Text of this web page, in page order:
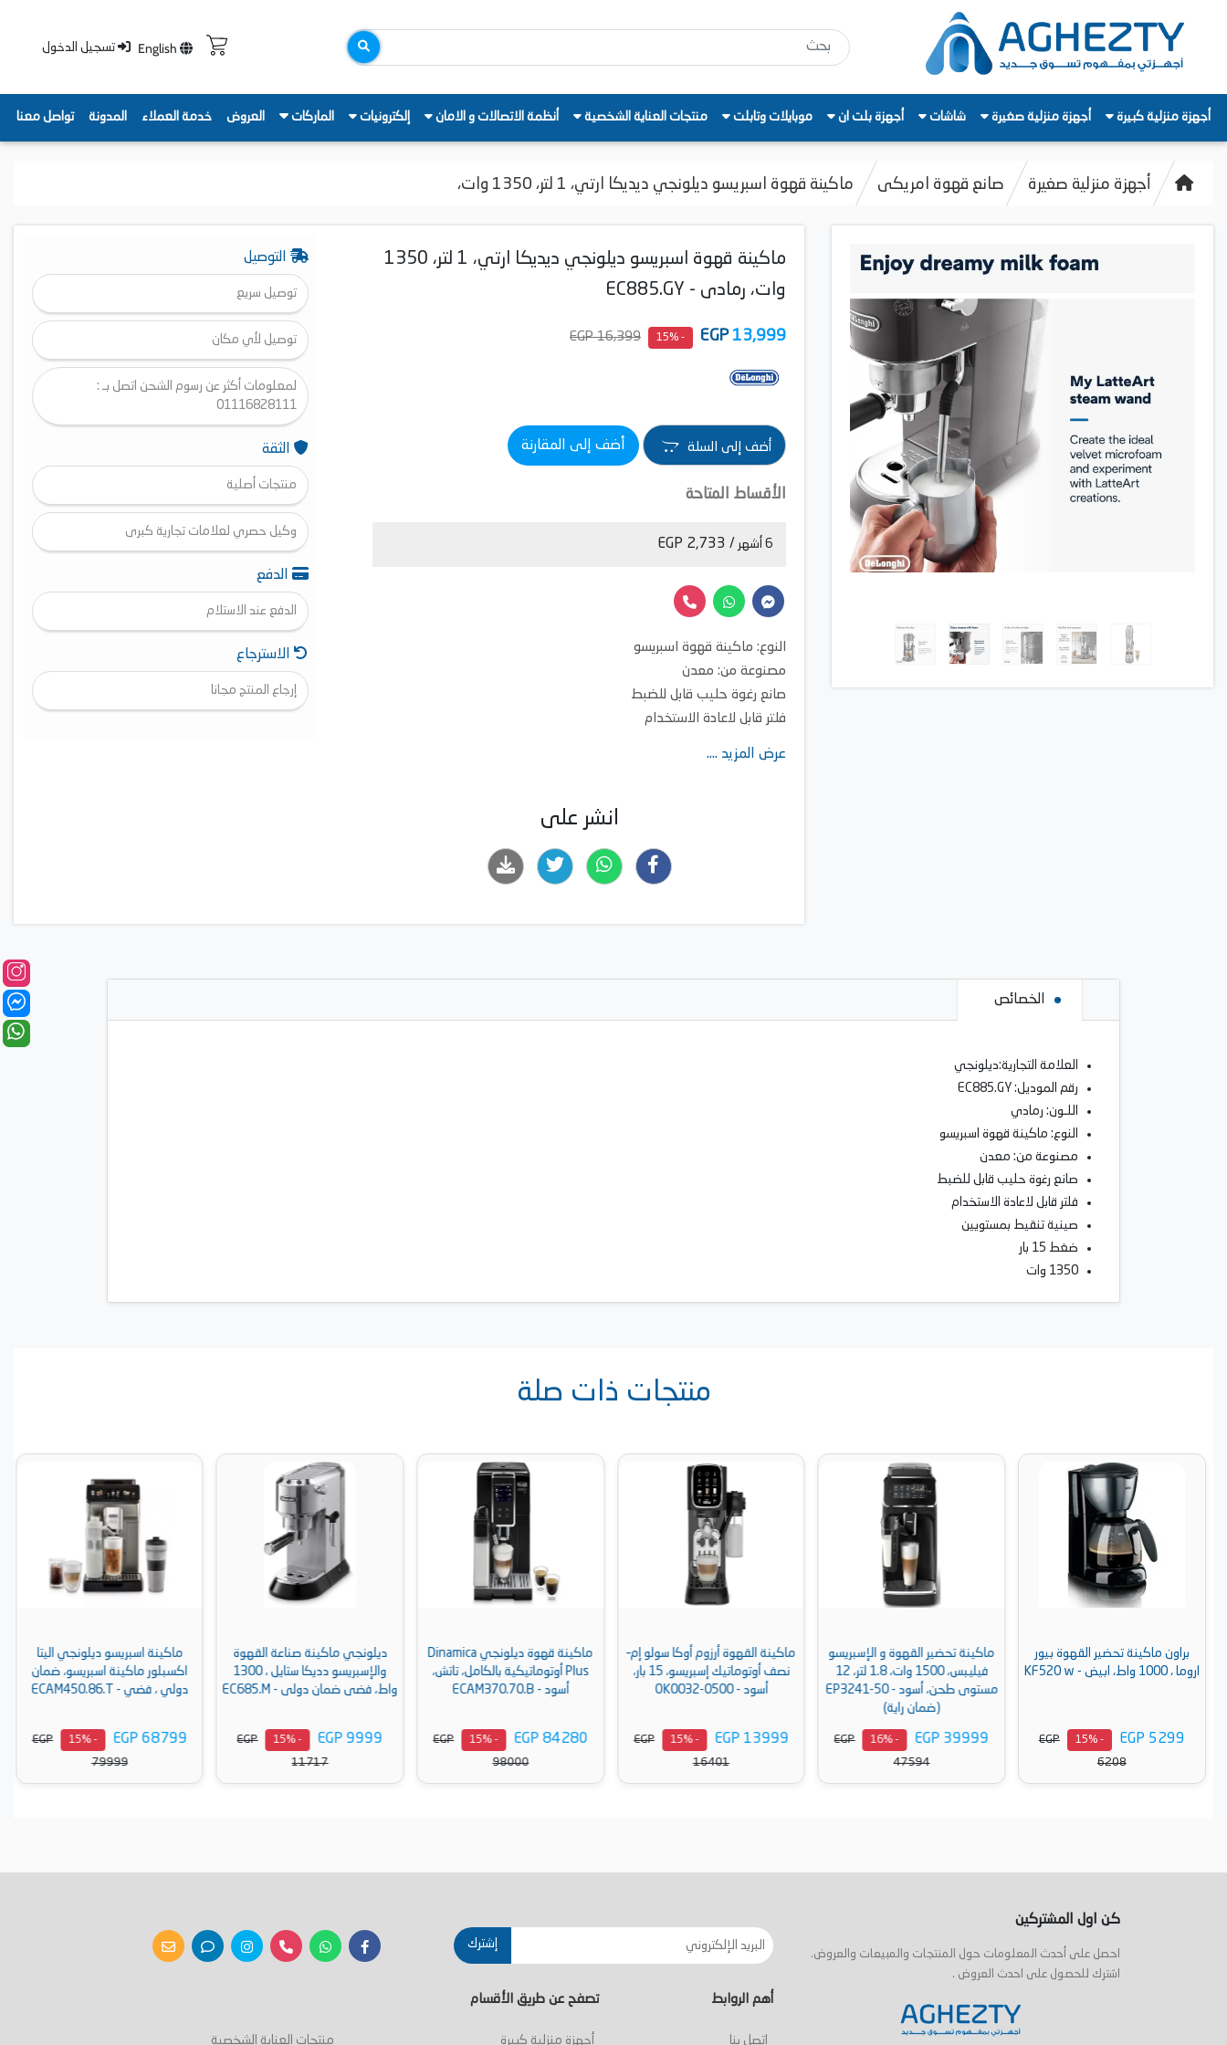
English تسجيل الدخول
أجهزة منزلية كبيرة أجهزة منزلية صغيرة شاشات أجهزة بلت ان موبايلات وتابلت منتجات العناية الشخصية أنظمة الاتصالات و الامان إلكترونيات الماركات العروض خدمة العملاء المدونة تواصل معنا
أجهزة منزلية صغيرة صانع قهوة امريكى ماكينة قهوة اسبريسو ديلونجي ديديكا ارتي، 1 لتر، 1350 وات،
ماكينة قهوة اسبريسو ديلونجي ديديكا ارتي، 1 لتر، 1350
وات، رمادى - EC885.​GY
13,999
EGP
- 15%
16,399 EGP
أضف إلى السلة أضف إلى المقارنة
الأقساط المتاحة
6 أشهر / 2,733 EGP
النوع: ماكينة قهوة اسبريسو
مصنوعة من: معدن
صانع رغوة حليب قابل للضبط
فلتر قابل لاعادة الاستخدام
عرض المزيد ....
انشر على
التوصيل
توصيل سريع
توصيل لأي مكان
لمعلومات أكثر عن رسوم الشحن اتصل بـ :
01116828111
الثقة
منتجات أصلية
وكيل حصري لعلامات تجارية كبرى
الدفع
الدفع عند الاستلام
الاسترجاع
إرجاع المنتج مجانا
الخصائص
العلامة التجارية:ديلونجي
رقم الموديل: EC885.GY
اللـون: رمادي
النوع: ماكينة قهوة اسبريسو
مصنوعة من: معدن
صانع رغوة حليب قابل للضبط
فلتر قابل لاعادة الاستخدام
صينية تنقيط بمستويين
ضغط 15 بار
1350 وات
منتجات ذات صلة
براون ماكينة تحضير القهوة بيور
اروما ، 1000 واط، ابيض - KF520 w
EGP 5299
- 15%
EGP
6208
ماكينة تحضير القهوة و الإسبريسو
فيليبس، 1500 وات، 1.8 لتر، 12
مستوى طحن، أسود - EP3241-50
(ضمان راية)
EGP 39999
- 16%
EGP
47594
ماكينة القهوة أرزوم أوكا سولو إم–
نصف أوتوماتيك إسبريسو، 15 بار،
أسود - OK0032-0500
EGP 13999
- 15%
EGP
16401
ماكينة قهوة ديلونجي Dinamica
Plus أوتوماتيكية بالكامل، تاتش،
أسود - ECAM370.70.B
EGP 84280
- 15%
EGP
98000
ديلونجي ماكينة صناعة القهوة
والإسبريسو دديكا ستايل ، 1300
واط، فضى ضمان دولى - EC685.M
EGP 9999
- 15%
EGP
11717
ماكينة اسبريسو ديلونجي اليتا
اكسبلور ماكينة اسبريسو، ضمان
دولي ، فضي - ECAM450.86.T
EGP 68799
- 15%
EGP
79999
كن اول المشتركين
احصل على أحدث المعلومات حول المنتجات والمبيعات والعروض.
اشترك للحصول على احدث العروض .
إشترك
أهم الروابط
اتصل بنا
تصفح عن طريق الأقسام
أجهزة منزلية كبيرة منتجات العناية الشخصية